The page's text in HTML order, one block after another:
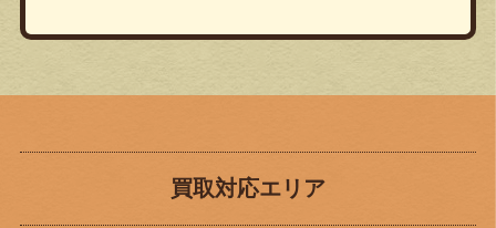
買取対応エリア